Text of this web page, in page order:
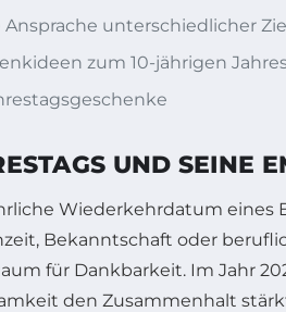
unterschiedlicher
zum 10-jährigen
UND SEINE
Wiederkehrdatum eines
Bekanntschaft oder
für Dankbarkeit. Im Jahr
den Zusammenhalt